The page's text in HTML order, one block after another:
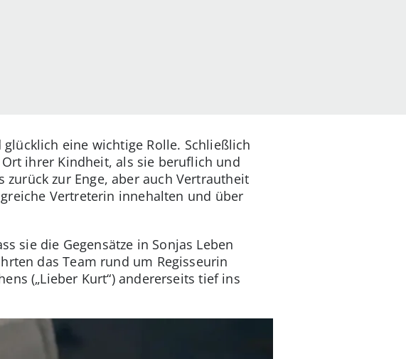
eine wichtige Rolle. Schließlich
ihrer Kindheit, als sie beruflich und
zur Enge, aber auch Vertrautheit
Vertreterin innehalten und über
sie die Gegensätze in Sonjas Leben
das Team rund um Regisseurin
(„Lieber Kurt“) andererseits tief ins